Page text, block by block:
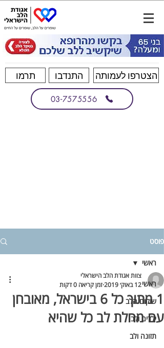
תרמו התנדבו הצטרפו לעמותה
03-7575556
פוסט
ראשי
שיקום הלב
ילדים ולב
תזונה ולב
ראשי
1 מתוך כל 6 בישראל, מאובחן
עם מחלת לב כל שהיא
צוות אגודת הלב הישראלי
12 באוק׳ 2019
זמן קריאה 0 דקות